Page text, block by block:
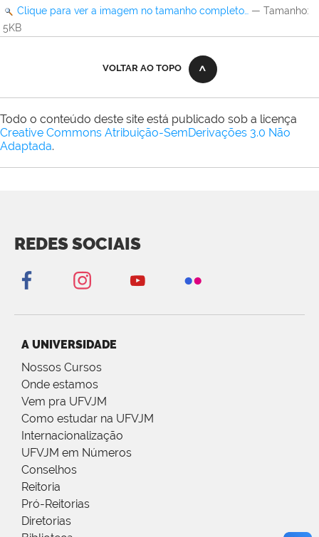
Clique para ver a imagem no tamanho completo… — Tamanho:
5KB
VOLTAR AO TOPO
Todo o conteúdo deste site está publicado sob a licença
Creative Commons Atribuição-SemDerivações 3.0 Não
Adaptada.
REDES SOCIAIS
A UNIVERSIDADE
Nossos Cursos
Onde estamos
Vem pra UFVJM
Como estudar na UFVJM
Internacionalização
UFVJM em Números
Conselhos
Reitoria
Pró-Reitorias
Diretorias